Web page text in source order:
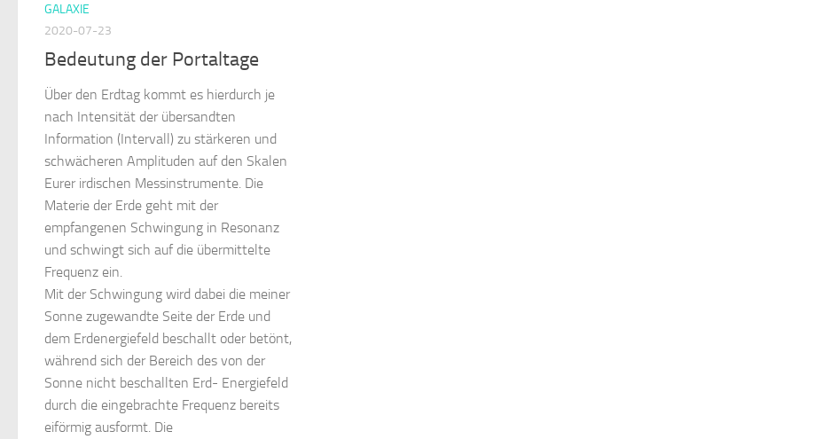
GALAXIE
2020-07-23
Bedeutung der Portaltage
Über den Erdtag kommt es hierdurch je
nach Intensität der übersandten
Information (Intervall) zu stärkeren und
schwächeren Amplituden auf den Skalen
Eurer irdischen Messinstrumente. Die
Materie der Erde geht mit der
empfangenen Schwingung in Resonanz
und schwingt sich auf die übermittelte
Frequenz ein.
Mit der Schwingung wird dabei die meiner
Sonne zugewandte Seite der Erde und
dem Erdenergiefeld beschallt oder betönt,
während sich der Bereich des von der
Sonne nicht beschallten Erd- Energiefeld
durch die eingebrachte Frequenz bereits
eiförmig ausformt. Die